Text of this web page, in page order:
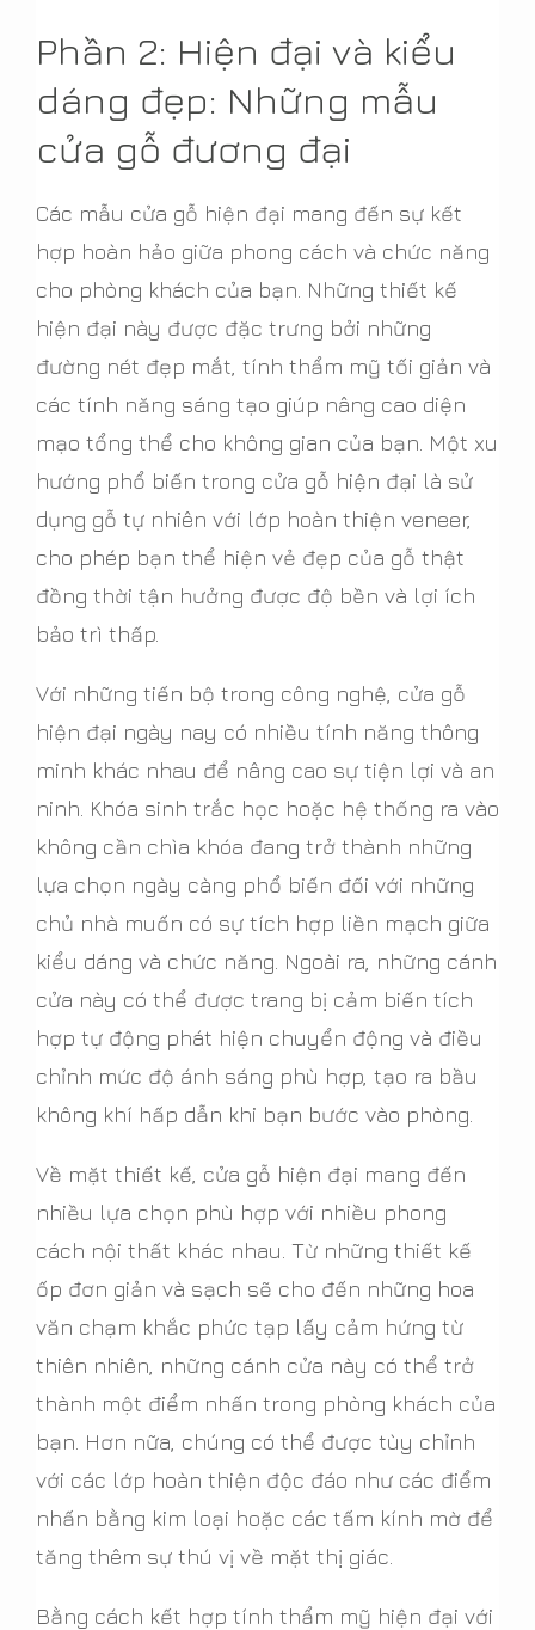
Phần 2: Hiện đại và kiểu
dáng đẹp: Những mẫu
cửa gỗ đương đại
Các mẫu cửa gỗ hiện đại mang đến sự kết
hợp hoàn hảo giữa phong cách và chức năng
cho phòng khách của bạn. Những thiết kế
hiện đại này được đặc trưng bởi những
đường nét đẹp mắt, tính thẩm mỹ tối giản và
các tính năng sáng tạo giúp nâng cao diện
mạo tổng thể cho không gian của bạn. Một xu
hướng phổ biến trong cửa gỗ hiện đại là sử
dụng gỗ tự nhiên với lớp hoàn thiện veneer,
cho phép bạn thể hiện vẻ đẹp của gỗ thật
đồng thời tận hưởng được độ bền và lợi ích
bảo trì thấp.
Với những tiến bộ trong công nghệ, cửa gỗ
hiện đại ngày nay có nhiều tính năng thông
minh khác nhau để nâng cao sự tiện lợi và an
ninh. Khóa sinh trắc học hoặc hệ thống ra vào
không cần chìa khóa đang trở thành những
lựa chọn ngày càng phổ biến đối với những
chủ nhà muốn có sự tích hợp liền mạch giữa
kiểu dáng và chức năng. Ngoài ra, những cánh
cửa này có thể được trang bị cảm biến tích
hợp tự động phát hiện chuyển động và điều
chỉnh mức độ ánh sáng phù hợp, tạo ra bầu
không khí hấp dẫn khi bạn bước vào phòng.
Về mặt thiết kế, cửa gỗ hiện đại mang đến
nhiều lựa chọn phù hợp với nhiều phong
cách nội thất khác nhau. Từ những thiết kế
ốp đơn giản và sạch sẽ cho đến những hoa
văn chạm khắc phức tạp lấy cảm hứng từ
thiên nhiên, những cánh cửa này có thể trở
thành một điểm nhấn trong phòng khách của
bạn. Hơn nữa, chúng có thể được tùy chỉnh
với các lớp hoàn thiện độc đáo như các điểm
nhấn bằng kim loại hoặc các tấm kính mờ để
tăng thêm sự thú vị về mặt thị giác.
Bằng cách kết hợp tính thẩm mỹ hiện đại với